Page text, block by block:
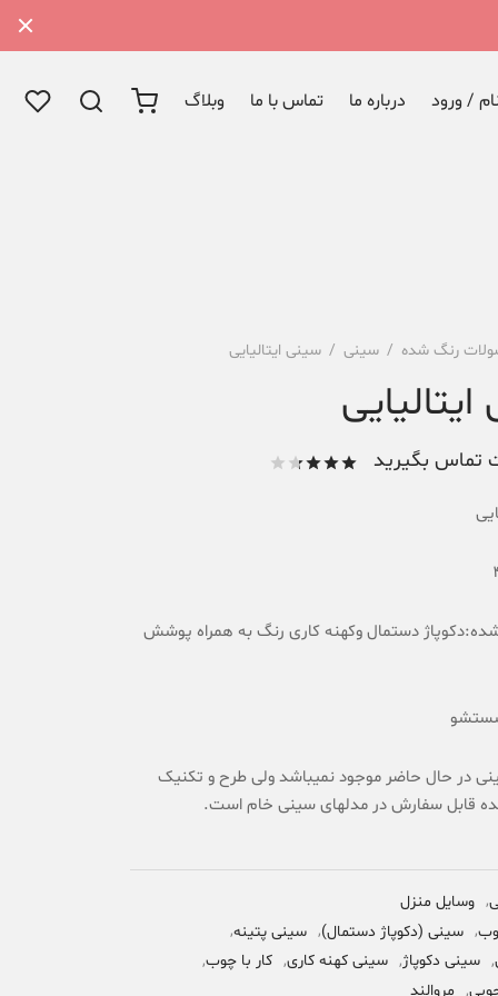
/ ورود درباره ما تماس با ما وبلاگ
رنگ شده / سینی / سینی ایتالیایی
تماس بگیرید
دستمال وکهنه کاری رنگ به همراه پوشش
شستشو
در حال حاضر موجود نمیباشد ولی طرح و تکنیک
قابل سفارش در مدلهای سینی خام است.
, وسایل منزل
, سینی (دکوپاژ دستمال), سینی پتینه,
, سینی دکوپاژ, سینی کهنه کاری, کار با چوب,
, مروالند